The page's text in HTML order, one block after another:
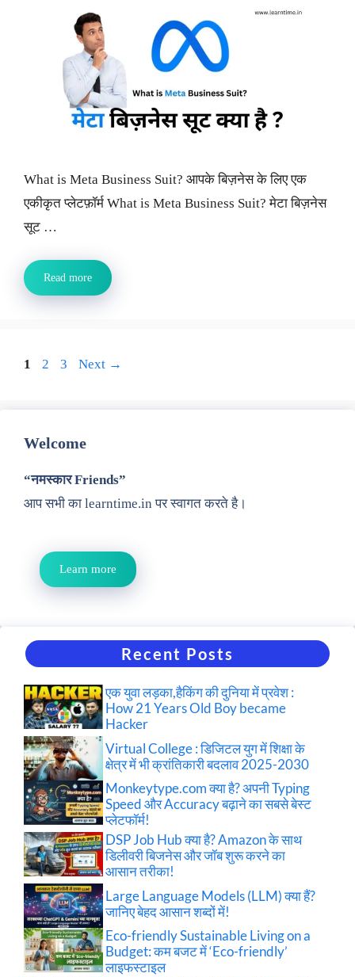
What is Meta Business Suit? आपके बिज़नेस के लिए एक
एकीकृत प्लेटफ़ॉर्म What is Meta Business Suit? मेटा बिज़नेस
सूट …
Read more
Page
1 Page
2 Page
3 Next →
Welcome
“नमस्कार Friends”
आप सभी का learntime.in पर स्वागत करते है।
Learn more
Recent Posts
एक युवा लड़का,हैकिंग की दुनिया में प्रवेश :
How 21 Years Old Boy became
Hacker
Virtual College : डिजिटल युग में शिक्षा के
क्षेत्र में भी क्रांतिकारी बदलाव 2025-2030
Monkeytype.com क्या है? अपनी Typing
Speed और Accuracy बढ़ाने का सबसे बेस्ट
प्लेटफॉर्म!
DSP Job Hub क्या है? Amazon के साथ
डिलीवरी बिजनेस और जॉब शुरू करने का
आसान तरीका!
Large Language Models (LLM) क्या हैं?
जानिए बेहद आसान शब्दों में!
Eco-friendly Sustainable Living on a
Budget: कम बजट में ‘Eco-friendly’
लाइफस्टाइल